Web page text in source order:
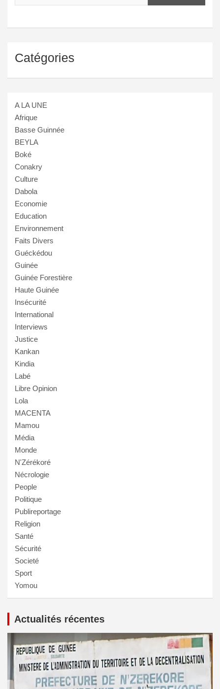
Catégories
A LA UNE
Afrique
Basse Guinnée
BEYLA
Boké
Conakry
Culture
Dabola
Economie
Education
Environnement
Faits Divers
Guéckédou
Guinée
Guinée Forestière
Haute Guinée
Insécurité
International
Interviews
Justice
Kankan
Kindia
Labé
Libre Opinion
Lola
MACENTA
Mamou
Média
Monde
N'Zérékoré
Nécrologie
People
Politique
Publireportage
Religion
Santé
Sécurité
Societé
Sport
Yomou
Actualités récentes